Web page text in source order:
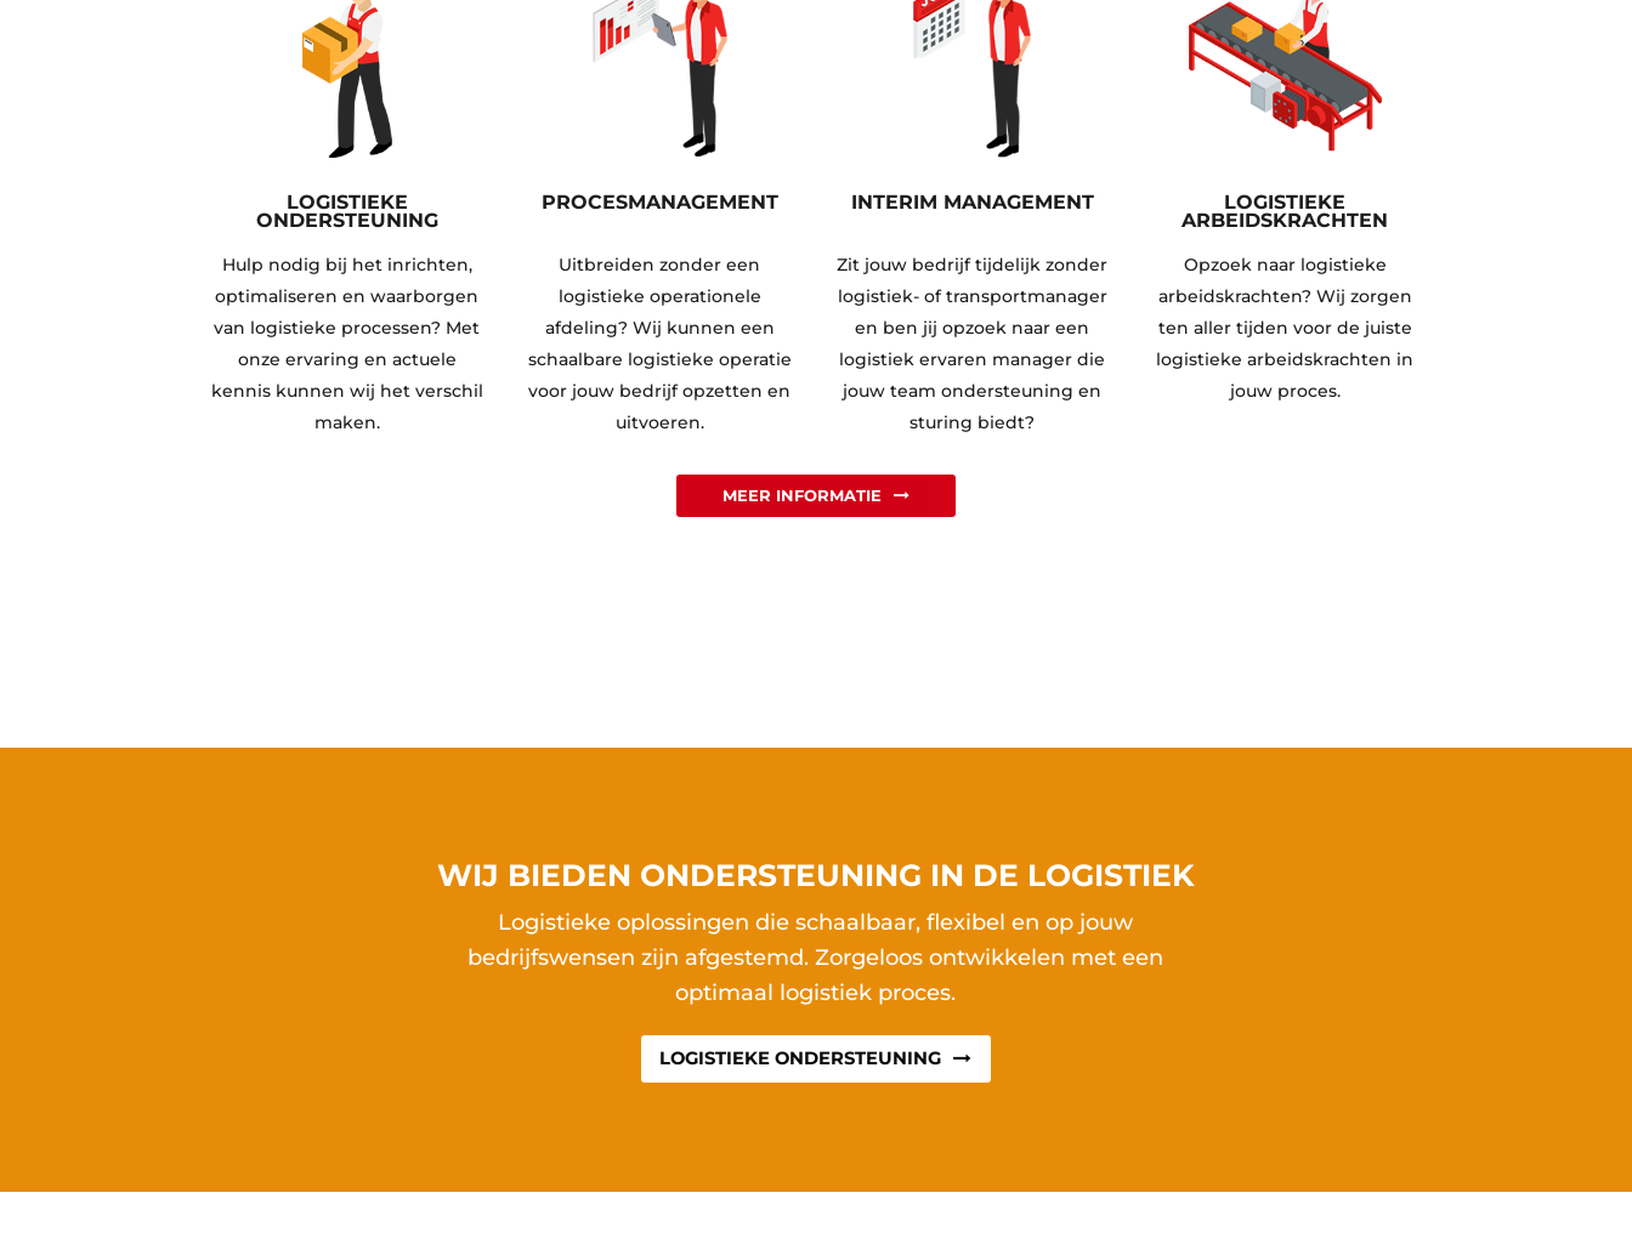
LOGISTIEKE
ONDERSTEUNING
Hulp nodig bij het inrichten,
optimaliseren en waarborgen
van logistieke processen? Met
onze ervaring en actuele
kennis kunnen wij het verschil
maken.
PROCESMANAGEMENT
Uitbreiden zonder een
logistieke operationele
afdeling? Wij kunnen een
schaalbare logistieke operatie
voor jouw bedrijf opzetten en
uitvoeren.
INTERIM MANAGEMENT
Zit jouw bedrijf tijdelijk zonder
logistiek- of transportmanager
en ben jij opzoek naar een
logistiek ervaren manager die
jouw team ondersteuning en
sturing biedt?
LOGISTIEKE
ARBEIDSKRACHTEN
Opzoek naar logistieke
arbeidskrachten? Wij zorgen
ten aller tijden voor de juiste
logistieke arbeidskrachten in
jouw proces.
MEER INFORMATIE
WIJ BIEDEN ONDERSTEUNING IN DE LOGISTIEK
Logistieke oplossingen die schaalbaar, flexibel en op jouw
bedrijfswensen zijn afgestemd. Zorgeloos ontwikkelen met een
optimaal logistiek proces.
LOGISTIEKE ONDERSTEUNING